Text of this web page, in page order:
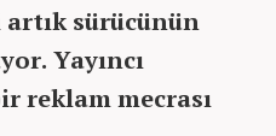
sürücünün
Yayıncı
reklam mecrası